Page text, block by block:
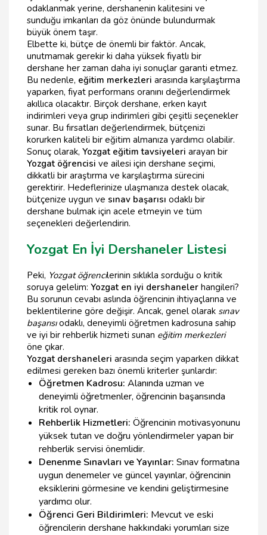
odaklanmak yerine, dershanenin kalitesini ve
sunduğu imkanları da göz önünde bulundurmak
büyük önem taşır.
Elbette ki, bütçe de önemli bir faktör. Ancak,
unutmamak gerekir ki daha yüksek fiyatlı bir
dershane her zaman daha iyi sonuçlar garanti etmez.
Bu nedenle, eğitim merkezleri arasında karşılaştırma
yaparken, fiyat performans oranını değerlendirmek
akıllıca olacaktır. Birçok dershane, erken kayıt
indirimleri veya grup indirimleri gibi çeşitli seçenekler
sunar. Bu fırsatları değerlendirmek, bütçenizi
korurken kaliteli bir eğitim almanıza yardımcı olabilir.
Sonuç olarak, Yozgat eğitim tavsiyeleri arayan bir
Yozgat öğrencisi ve ailesi için dershane seçimi,
dikkatli bir araştırma ve karşılaştırma sürecini
gerektirir. Hedeflerinize ulaşmanıza destek olacak,
bütçenize uygun ve sınav başarısı odaklı bir
dershane bulmak için acele etmeyin ve tüm
seçenekleri değerlendirin.
Yozgat En İyi Dershaneler Listesi
Peki, Yozgat öğrencilerinin sıklıkla sorduğu o kritik
soruya gelelim: Yozgat en iyi dershaneler hangileri?
Bu sorunun cevabı aslında öğrencinin ihtiyaçlarına ve
beklentilerine göre değişir. Ancak, genel olarak sınav
başarısıodaklı, deneyimli öğretmen kadrosuna sahip
ve iyi bir rehberlik hizmeti sunan eğitim merkezleri
öne çıkar.
Yozgat dershaneleri arasında seçim yaparken dikkat
edilmesi gereken bazı önemli kriterler şunlardır:
Öğretmen Kadrosu: Alanında uzman ve
deneyimli öğretmenler, öğrencinin başarısında
kritik rol oynar.
Rehberlik Hizmetleri: Öğrencinin motivasyonunu
yüksek tutan ve doğru yönlendirmeler yapan bir
rehberlik servisi önemlidir.
Denenme Sınavları ve Yayınlar: Sınav formatına
uygun denemeler ve güncel yayınlar, öğrencinin
eksiklerini görmesine ve kendini geliştirmesine
yardımcı olur.
Öğrenci Geri Bildirimleri: Mevcut ve eski
öğrencilerin dershane hakkındaki yorumları size